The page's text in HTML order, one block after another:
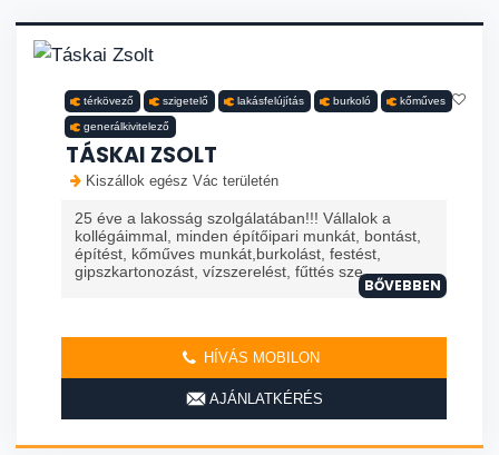
térkövező szigetelő lakásfelújítás burkoló kőműves
generálkivitelező
TÁSKAI ZSOLT
Kiszállok egész Vác területén
25 éve a lakosság szolgálatában!!! Vállalok a
kollégáimmal, minden építőipari munkát, bontást,
építést, kőműves munkát,burkolást, festést,
gipszkartonozást, vízszerelést, fűttés sze...
BŐVEBBEN
HÍVÁS MOBILON
AJÁNLATKÉRÉS